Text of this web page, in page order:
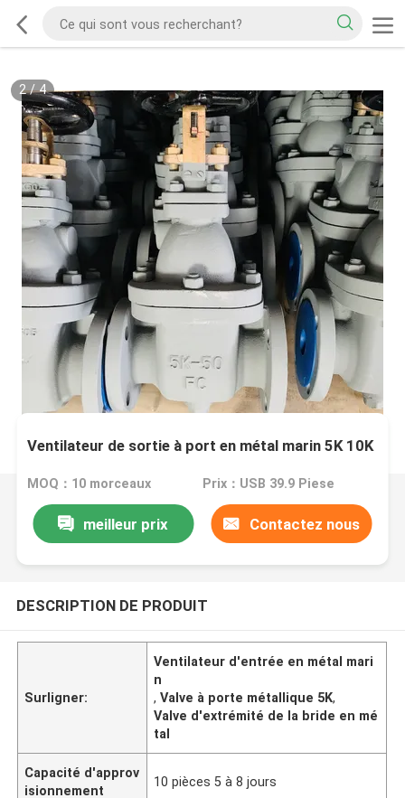
2/4
Ventilateur de sortie à port en métal marin 5K 10K
MOQ：10 morceaux Prix：USB 39.9 Piese
meilleur prix Contactez nous
DESCRIPTION DE PRODUIT
Surligner:
Ventilateur d'entrée en métal mari
n
,Valve à porte métallique 5K,
Valve d'extrémité de la bride en mé
tal
Capacité d'approv
isionnement
10 pièces 5 à 8 jours